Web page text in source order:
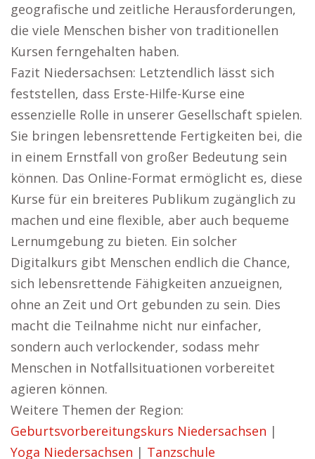
geografische und zeitliche Herausforderungen,
die viele Menschen bisher von traditionellen
Kursen ferngehalten haben.
Fazit Niedersachsen: Letztendlich lässt sich
feststellen, dass Erste-Hilfe-Kurse eine
essenzielle Rolle in unserer Gesellschaft spielen.
Sie bringen lebensrettende Fertigkeiten bei, die
in einem Ernstfall von großer Bedeutung sein
können. Das Online-Format ermöglicht es, diese
Kurse für ein breiteres Publikum zugänglich zu
machen und eine flexible, aber auch bequeme
Lernumgebung zu bieten. Ein solcher
Digitalkurs gibt Menschen endlich die Chance,
sich lebensrettende Fähigkeiten anzueignen,
ohne an Zeit und Ort gebunden zu sein. Dies
macht die Teilnahme nicht nur einfacher,
sondern auch verlockender, sodass mehr
Menschen in Notfallsituationen vorbereitet
agieren können.
Weitere Themen der Region:
Geburtsvorbereitungskurs Niedersachsen |
Yoga Niedersachsen | Tanzschule